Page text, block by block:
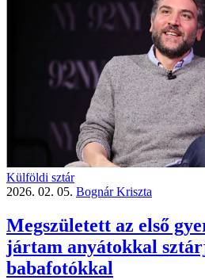
Külföldi sztár
2026. 02. 05. Bognár Kriszta
Megszületett az első
jártam anyátokkal
babafotókkal